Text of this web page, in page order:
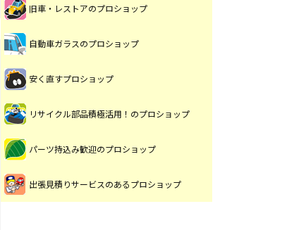
旧車・レストアのプロショップ
自動車ガラスのプロショップ
安く直すプロショップ
リサイクル部品積極活用！のプロショップ
パーツ持込み歓迎のプロショップ
出張見積りサービスのあるプロショップ